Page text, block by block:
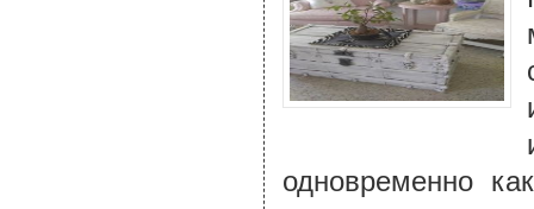
одновременно